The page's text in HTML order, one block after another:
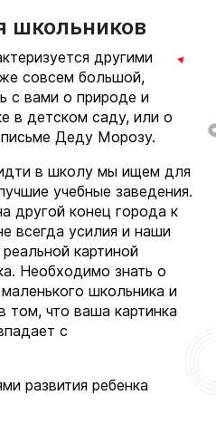
школьников
другими
совсем большой,
с вами о природе и
в детском саду, или о
Деду Морозу.
в школу мы ищем для
учебные заведения.
другой конец города к
всегда усилия и наши
картиной
Необходимо знать о
школьника и
том, что ваша картинка
с
развития ребенка